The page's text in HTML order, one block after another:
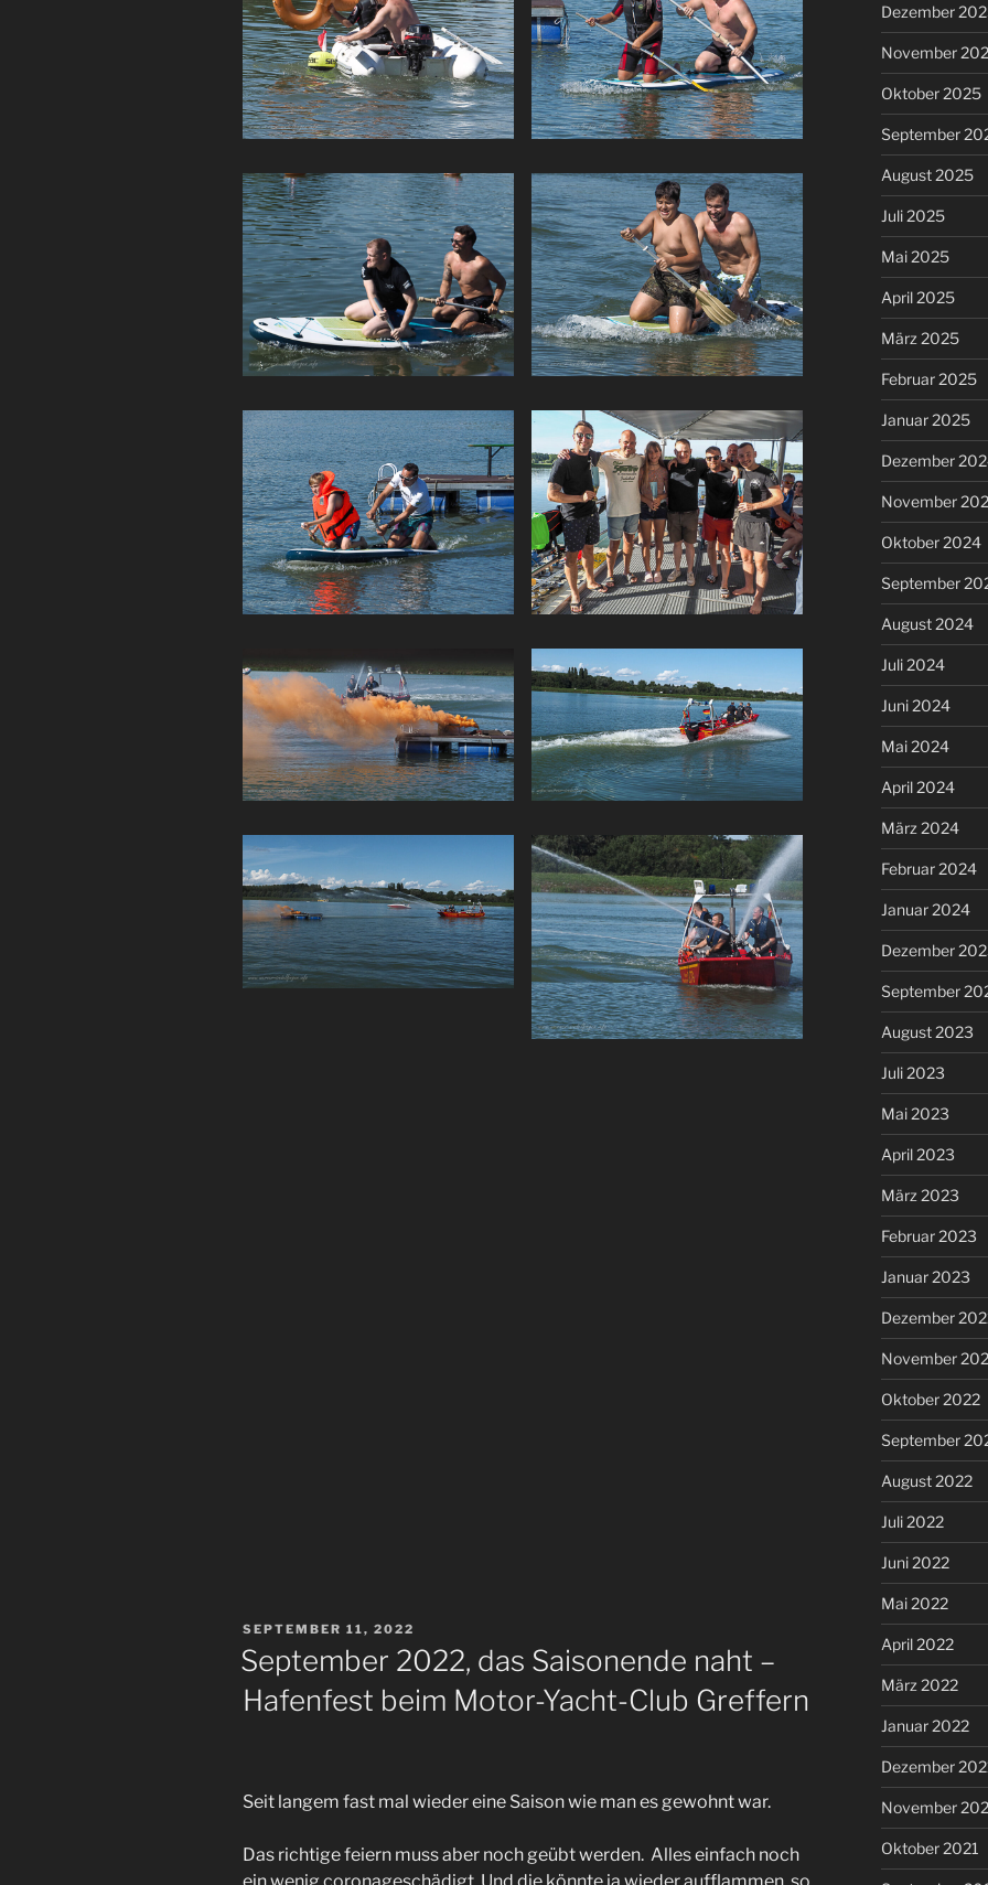
VERÖFFENTLICHT
AM
SEPTEMBER 11, 2022
September 2022, das Saisonende naht –
Hafenfest beim Motor-Yacht-Club Greffern
Seit langem fast mal wieder eine Saison wie man es gewohnt war.
Das richtige feiern muss aber noch geübt werden. Alles einfach noch
Dezember
November
Oktober 2025
September
August 2025
Juli 2025
Mai 2025
April 2025
März 2025
Februar 2025
Januar 2025
Dezember
November
Oktober 2024
September
August 2024
Juli 2024
Juni 2024
Mai 2024
April 2024
März 2024
Februar 2024
Januar 2024
Dezember
September
August 2023
Juli 2023
Mai 2023
April 2023
März 2023
Februar 2023
Januar 2023
Dezember
November
Oktober 2022
September
August 2022
Juli 2022
Juni 2022
Mai 2022
April 2022
März 2022
Januar 2022
Dezember
November
Oktober 2021